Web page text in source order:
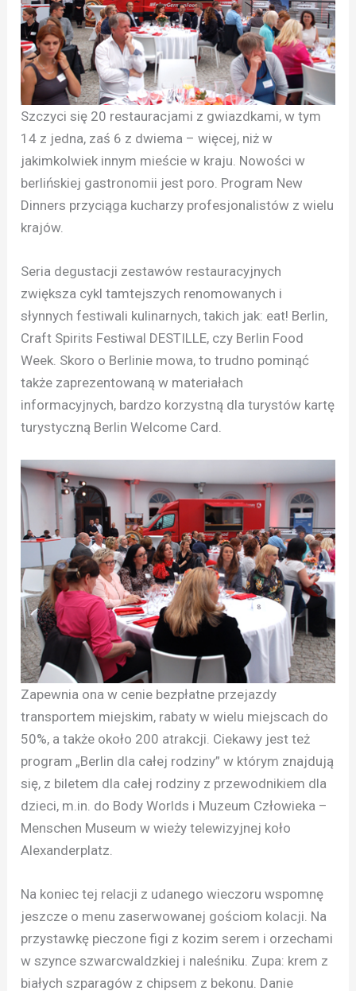
Szczyci się 20 restauracjami z gwiazdkami, w tym
14 z jedna, zaś 6 z dwiema – więcej, niż w
jakimkolwiek innym mieście w kraju. Nowości w
berlińskiej gastronomii jest poro. Program New
Dinners przyciąga kucharzy profesjonalistów z wielu
krajów.
Seria degustacji zestawów restauracyjnych
zwiększa cykl tamtejszych renomowanych i
słynnych festiwali kulinarnych, takich jak: eat! Berlin,
Craft Spirits Festiwal DESTILLE, czy Berlin Food
Week. Skoro o Berlinie mowa, to trudno pominąć
także zaprezentowaną w materiałach
informacyjnych, bardzo korzystną dla turystów kartę
turystyczną Berlin Welcome Card.
Zapewnia ona w cenie bezpłatne przejazdy
transportem miejskim, rabaty w wielu miejscach do
50%, a także około 200 atrakcji. Ciekawy jest też
program „Berlin dla całej rodziny” w którym znajdują
się, z biletem dla całej rodziny z przewodnikiem dla
dzieci, m.in. do Body Worlds i Muzeum Człowieka –
Menschen Museum w wieży telewizyjnej koło
Alexanderplatz.
Na koniec tej relacji z udanego wieczoru wspomnę
jeszcze o menu zaserwowanej gościom kolacji. Na
przystawkę pieczone figi z kozim serem i orzechami
w szynce szwarcwaldzkiej i naleśniku. Zupa: krem z
białych szparagów z chipsem z bekonu. Danie